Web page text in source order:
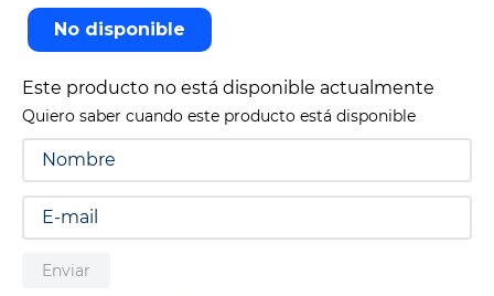
No disponible
Este producto no está disponible actualmente
Quiero saber cuando este producto está disponible
Enviar
8.
cine
9.
tv
10. alexa echo dot 5